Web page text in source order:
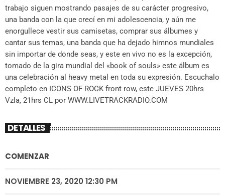
trabajo siguen mostrando pasajes de su carácter progresivo,
una banda con la que crecí en mi adolescencia, y aún me
enorgullece vestir sus camisetas, comprar sus álbumes y
cantar sus temas, una banda que ha dejado himnos mundiales
sin importar de donde seas, y este en vivo no es la excepción,
tomado de la gira mundial del «book of souls» este álbum es
una celebración al heavy metal en toda su expresión. Escuchalo
completo en ICONS OF ROCK front row, este JUEVES 20hrs
Vzla, 21hrs CL por WWW.LIVETRACKRADIO.COM
DETALLES
COMENZAR
NOVIEMBRE 23, 2020 12:30 PM